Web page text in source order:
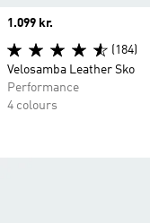
Price
1.099 kr.
(184)
Velosamba Leather Sko
Performance
4 colours